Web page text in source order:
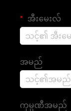
အီးမေးလ်
အမည်
ကုမ္ပဏီအမည်